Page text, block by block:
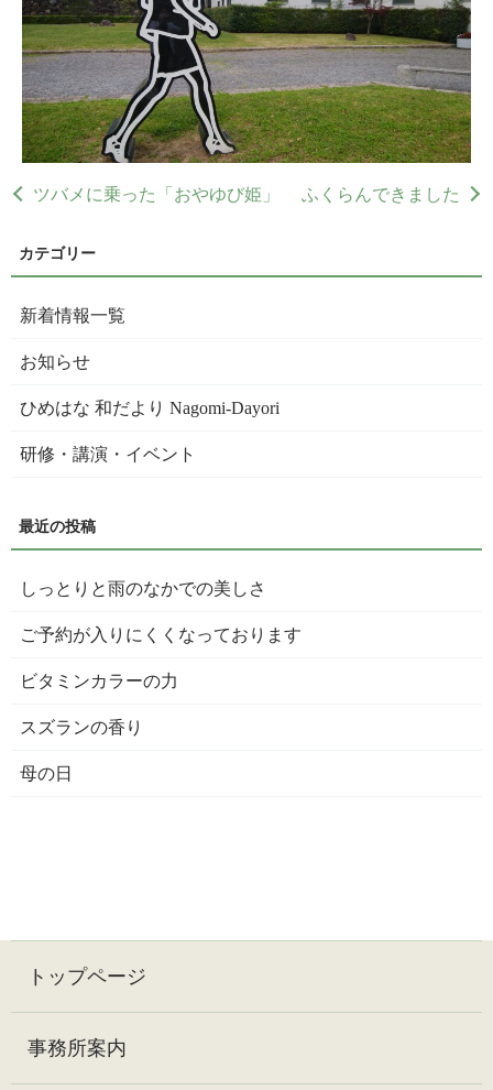
ツバメに乗った「おやゆび姫」 ふくらんできました
新着情報一覧
お知らせ
ひめはな 和だより Nagomi-Dayori
研修・講演・イベント
しっとりと雨のなかでの美しさ
ご予約が入りにくくなっております
ビタミンカラーの力
スズランの香り
母の日
トップページ
事務所案内